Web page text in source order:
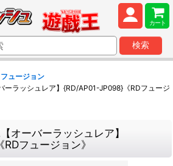
カート
検索
フュージョン
ーラッシュレア】{RD/AP01-JP098}《RDフュージ
オーバーラッシュレア】
フュージョン》